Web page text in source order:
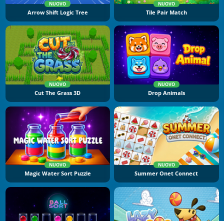
NUOVO
Arrow Shift Logic Tree
NUOVO
Tile Pair Match
NUOVO
Cut The Grass 3D
NUOVO
Drop Animals
NUOVO
Magic Water Sort Puzzle
NUOVO
Summer Onet Connect